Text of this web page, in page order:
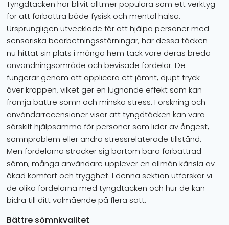
Tyngdtäcken har blivit alltmer populära som ett verktyg
för att förbättra både fysisk och mental hälsa.
Ursprungligen utvecklade för att hjälpa personer med
sensoriska bearbetningsstörningar, har dessa täcken
nu hittat sin plats i många hem tack vare deras breda
användningsområde och bevisade fördelar. De
fungerar genom att applicera ett jämnt, djupt tryck
över kroppen, vilket ger en lugnande effekt som kan
främja bättre sömn och minska stress. Forskning och
användarrecensioner visar att tyngdtäcken kan vara
särskilt hjälpsamma för personer som lider av ångest,
sömnproblem eller andra stressrelaterade tillstånd.
Men fördelarna sträcker sig bortom bara förbättrad
sömn; många användare upplever en allmän känsla av
ökad komfort och trygghet. I denna sektion utforskar vi
de olika fördelarna med tyngdtäcken och hur de kan
bidra till ditt välmående på flera sätt.
Bättre sömnkvalitet